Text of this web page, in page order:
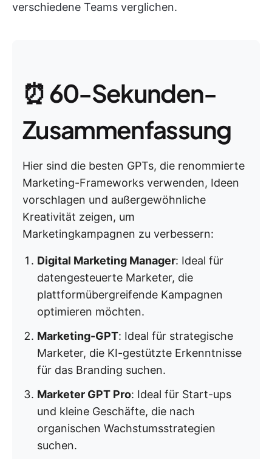
verschiedene Teams verglichen.
⏰ 60-Sekunden-
Zusammenfassung
Hier sind die besten GPTs, die renommierte
Marketing-Frameworks verwenden, Ideen
vorschlagen und außergewöhnliche
Kreativität zeigen, um
Marketingkampagnen zu verbessern:
Digital Marketing Manager: Ideal für
datengesteuerte Marketer, die
plattformübergreifende Kampagnen
optimieren möchten.
Marketing-GPT: Ideal für strategische
Marketer, die KI-gestützte Erkenntnisse
für das Branding suchen.
Marketer GPT Pro: Ideal für Start-ups
und kleine Geschäfte, die nach
organischen Wachstumsstrategien
suchen.